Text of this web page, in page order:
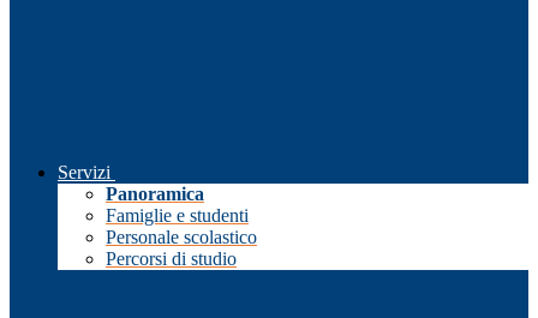
Servizi
Panoramica
Famiglie e studenti
Personale scolastico
Percorsi di studio